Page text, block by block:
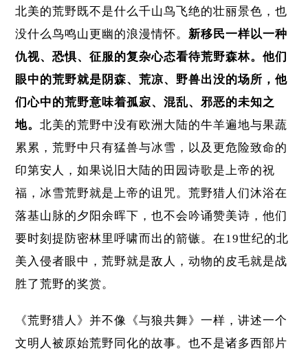
北美的荒野既不是什么千山鸟飞绝的壮丽景色，也
没什么鸟鸣山更幽的浪漫情怀。 新移民一样以一种
仇视、恐惧、征服的复杂心态看待荒野森林。他们
眼中的荒野就是阴森、荒凉、野兽出没的场所，他
们心中的荒野意味着孤寂、混乱、邪恶的未知之
地。北美的荒野中没有欧洲大陆的牛羊遍地与果蔬
累累，荒野中只有猛兽与冰雪，以及更危险致命的
印第安人，如果说旧大陆的田园诗歌是上帝的祝
福，冰雪荒野就是上帝的诅咒。荒野猎人们沐浴在
落基山脉的夕阳余晖下，也不会吟诵赞美诗，他们
要时刻提防密林里呼啸而出的箭镞。在19世纪的北
美入侵者眼中，荒野就是敌人，动物的皮毛就是战
胜了荒野的奖赏。
《荒野猎人》并不像《与狼共舞》一样，讲述一个
文明人被原始荒野同化的故事。也不是诸多西部片